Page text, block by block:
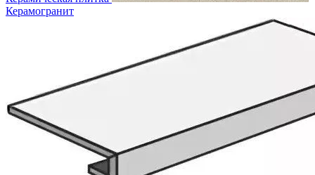
Керамогранит